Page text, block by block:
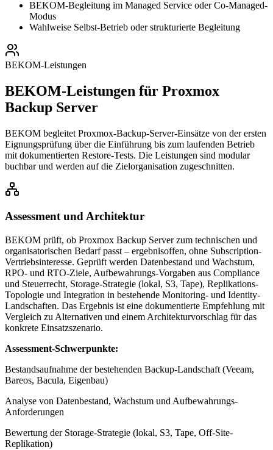
BEKOM-Begleitung im Managed Service oder Co-Managed-
Modus
Wahlweise Selbst-Betrieb oder strukturierte Begleitung
BEKOM-Leistungen
BEKOM-Leistungen für Proxmox
Backup Server
BEKOM begleitet Proxmox-Backup-Server-Einsätze von der ersten
Eignungsprüfung über die Einführung bis zum laufenden Betrieb
mit dokumentierten Restore-Tests. Die Leistungen sind modular
buchbar und werden auf die Zielorganisation zugeschnitten.
Assessment und Architektur
BEKOM prüft, ob Proxmox Backup Server zum technischen und
organisatorischen Bedarf passt – ergebnisoffen, ohne Subscription-
Vertriebsinteresse. Geprüft werden Datenbestand und Wachstum,
RPO- und RTO-Ziele, Aufbewahrungs-Vorgaben aus Compliance
und Steuerrecht, Storage-Strategie (lokal, S3, Tape), Replikations-
Topologie und Integration in bestehende Monitoring- und Identity-
Landschaften. Das Ergebnis ist eine dokumentierte Empfehlung mit
Vergleich zu Alternativen und einem Architekturvorschlag für das
konkrete Einsatzszenario.
Assessment-Schwerpunkte:
Bestandsaufnahme der bestehenden Backup-Landschaft (Veeam,
Bareos, Bacula, Eigenbau)
Analyse von Datenbestand, Wachstum und Aufbewahrungs-
Anforderungen
Bewertung der Storage-Strategie (lokal, S3, Tape, Off-Site-
Replikation)